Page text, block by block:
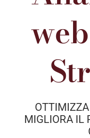
MIGLIORA IL